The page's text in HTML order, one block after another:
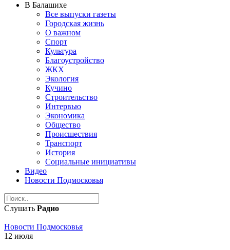
В Балашихе
Все выпуски газеты
Городская жизнь
О важном
Спорт
Культура
Благоустройство
ЖКХ
Экология
Кучино
Строительство
Интервью
Экономика
Общество
Происшествия
Транспорт
История
Социальные инициативы
Видео
Новости Подмосковья
Слушать Радио
Новости Подмосковья
12 июля